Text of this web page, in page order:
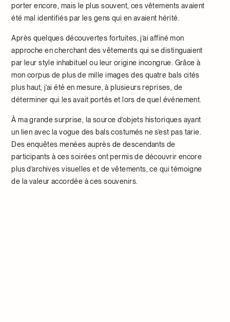
porter encore, mais le plus souvent, ces vêtements avaient
été mal identifiés par les gens qui en avaient hérité.
Après quelques découvertes fortuites, j’ai affiné mon
approche en cherchant des vêtements qui se distinguaient
par leur style inhabituel ou leur origine incongrue. Grâce à
mon corpus de plus de mille images des quatre bals cités
plus haut, j’ai été en mesure, à plusieurs reprises, de
déterminer qui les avait portés et lors de quel événement.
À ma grande surprise, la source d’objets historiques ayant
un lien avec la vogue des bals costumés ne s’est pas tarie.
Des enquêtes menées auprès de descendants de
participants à ces soirées ont permis de découvrir encore
plus d’archives visuelles et de vêtements, ce qui témoigne
de la valeur accordée à ces souvenirs.